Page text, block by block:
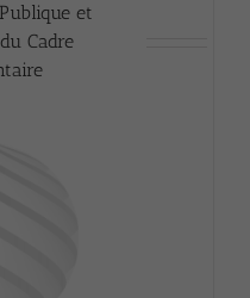
et
Cadre